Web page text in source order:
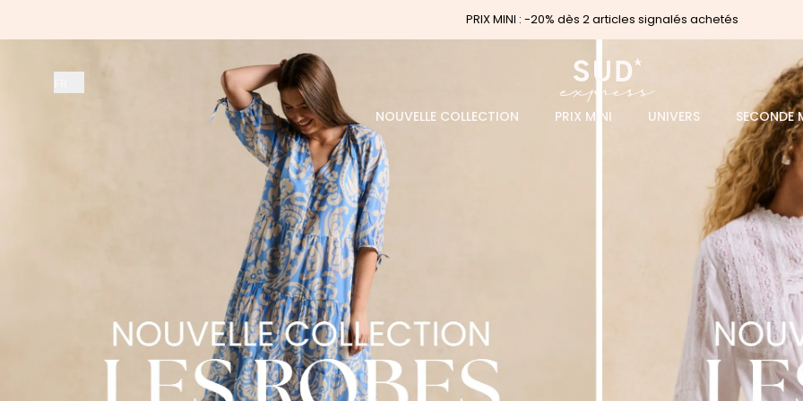
PRIX MINI : -20% dès 2 articles signalés achetés
NOUVELLE COLLECTION PRIX MINI UNIVERS SECONDE